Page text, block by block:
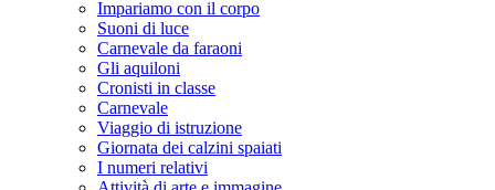
Impariamo con il corpo
Suoni di luce
Carnevale da faraoni
Gli aquiloni
Cronisti in classe
Carnevale
Viaggio di istruzione
Giornata dei calzini spaiati
I numeri relativi